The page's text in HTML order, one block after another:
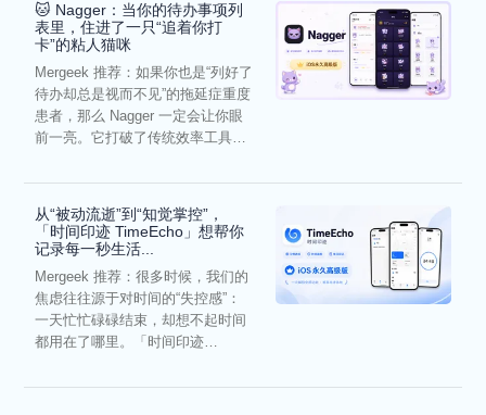
🐱 Nagger：当你的待办事项列
表里，住进了一只“追着你打
卡”的粘人猫咪
Mergeek 推荐：如果你也是“列好了
待办却总是视而不见”的拖延症重度
患者，那么 Nagger 一定会让你眼
前一亮。它打破了传统效率工具冰
从“被动流逝”到“知觉掌控”，
「时间印迹 TimeEcho」想帮你
记录每一秒生活...
Mergeek 推荐：很多时候，我们的
焦虑往往源于对时间的“失控感”：
一天忙忙碌碌结束，却想不起时间
都用在了哪里。「时间印迹